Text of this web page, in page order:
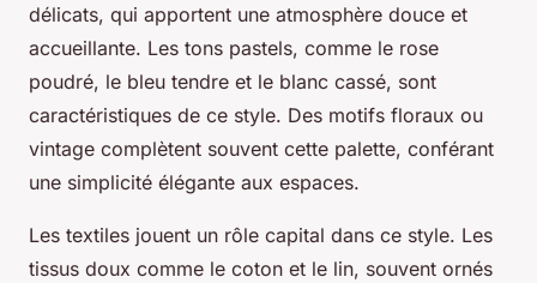
délicats, qui apportent une atmosphère douce et
accueillante. Les tons pastels, comme le rose
poudré, le bleu tendre et le blanc cassé, sont
caractéristiques de ce style. Des motifs floraux ou
vintage complètent souvent cette palette, conférant
une simplicité élégante aux espaces.
Les textiles jouent un rôle capital dans ce style. Les
tissus doux comme le coton et le lin, souvent ornés